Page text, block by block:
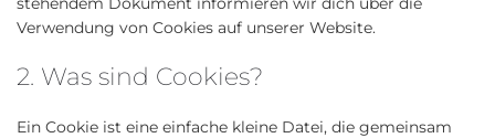
Verwendung von Cookies auf unserer Website.
2. Was sind Cookies?
Ein Cookie ist eine einfache kleine Datei, die gemeinsam